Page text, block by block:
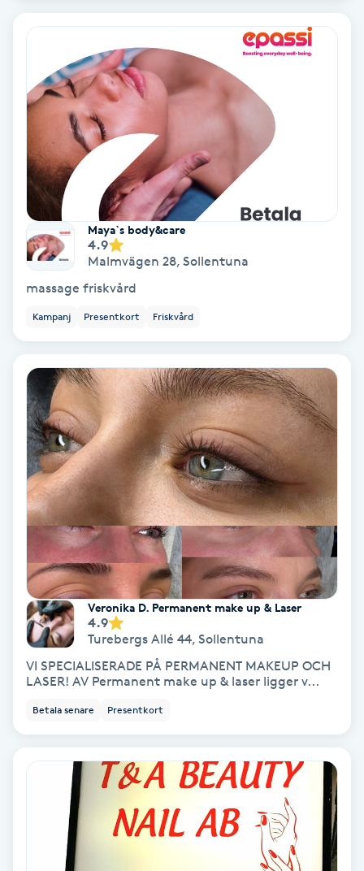
Fransförlängning Volym
Fransk manikyr
Fransrengöring
Frekvensterapi
Friskvård
Friskvårdsmassage
Frisör
Funktionsanalys
Färgning
Föning
Gel naglar
Gelenaglar
Gellack
Gellack med förstärkning
Gravidmassage
Gruppträning
Gua Sha-massage
Maya`s body&care
4.9
Malmvägen 28, Sollentuna
massage friskvård
Kampanj Presentkort Friskvård
Veronika D. Permanent make up & Laser
4.9
Turebergs Allé 44, Sollentuna
VI SPECIALISERADE PÅ PERMANENT MAKEUP OCH
LASER! AV Permanent make up & laser ligger v...
Betala senare Presentkort